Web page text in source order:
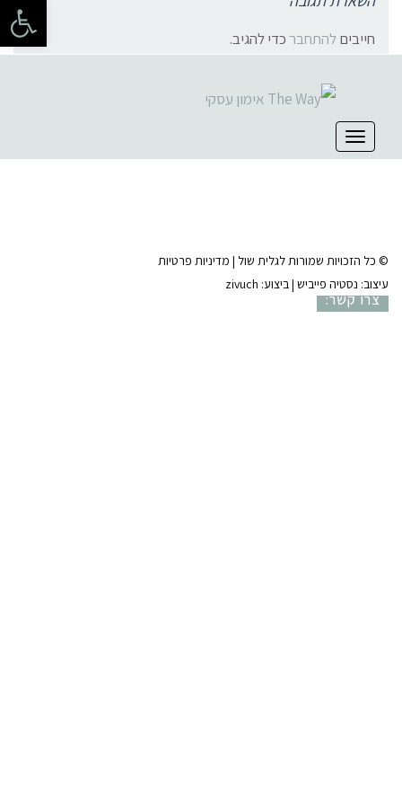
תפריט
חייביםלהתחבר כדי להגיב.
צרו קשר:
© כל הזכויות שמורות לגלית שול | מדיניות פרטיות
עיצוב: נסטיה פייביש | ביצוע: zivuch